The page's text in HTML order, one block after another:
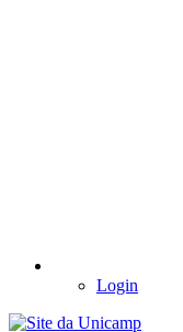
Login